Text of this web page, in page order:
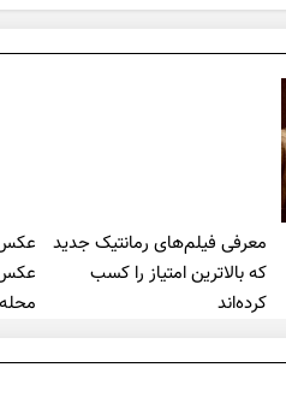
معرفی فیلم‌های رمانتیک جدید
که بالاترین امتیاز را کسب
کرده‌اند
عکس
عکس